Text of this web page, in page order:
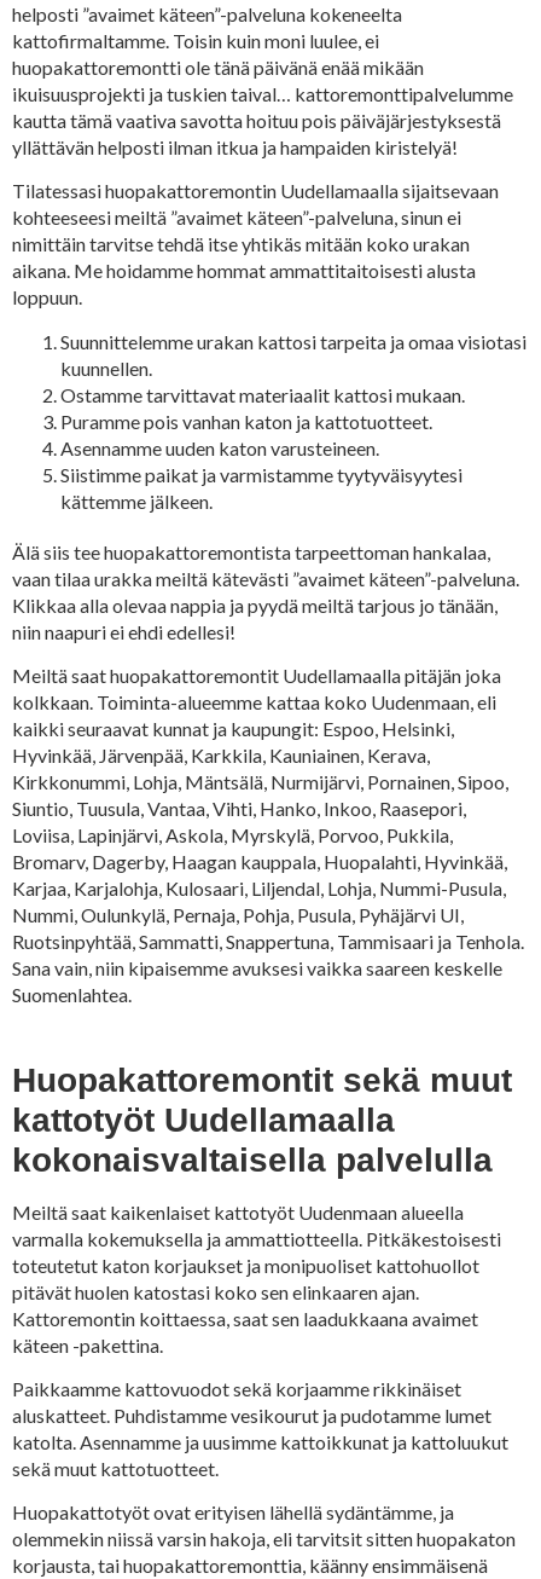
helposti ”avaimet käteen”-palveluna kokeneelta
kattofirmaltamme. Toisin kuin moni luulee, ei
huopakattoremontti ole tänä päivänä enää mikään
ikuisuusprojekti ja tuskien taival… kattoremonttipalvelumme
kautta tämä vaativa savotta hoituu pois päiväjärjestyksestä
yllättävän helposti ilman itkua ja hampaiden kiristelyä!
Tilatessasi huopakattoremontin Uudellamaalla sijaitsevaan
kohteeseesi meiltä ”avaimet käteen”-palveluna, sinun ei
nimittäin tarvitse tehdä itse yhtikäs mitään koko urakan
aikana. Me hoidamme hommat ammattitaitoisesti alusta
loppuun.
Suunnittelemme urakan kattosi tarpeita ja omaa visiotasi
kuunnellen.
Ostamme tarvittavat materiaalit kattosi mukaan.
Puramme pois vanhan katon ja kattotuotteet.
Asennamme uuden katon varusteineen.
Siistimme paikat ja varmistamme tyytyväisyytesi
kättemme jälkeen.
Älä siis tee huopakattoremontista tarpeettoman hankalaa,
vaan tilaa urakka meiltä kätevästi ”avaimet käteen”-palveluna.
Klikkaa alla olevaa nappia ja pyydä meiltä tarjous jo tänään,
niin naapuri ei ehdi edellesi!
Meiltä saat huopakattoremontit Uudellamaalla pitäjän joka
kolkkaan. Toiminta-alueemme kattaa koko Uudenmaan, eli
kaikki seuraavat kunnat ja kaupungit: Espoo, Helsinki,
Hyvinkää, Järvenpää, Karkkila, Kauniainen, Kerava,
Kirkkonummi, Lohja, Mäntsälä, Nurmijärvi, Pornainen, Sipoo,
Siuntio, Tuusula, Vantaa, Vihti, Hanko, Inkoo, Raasepori,
Loviisa, Lapinjärvi, Askola, Myrskylä, Porvoo, Pukkila,
Bromarv, Dagerby, Haagan kauppala, Huopalahti, Hyvinkää,
Karjaa, Karjalohja, Kulosaari, Liljendal, Lohja, Nummi-Pusula,
Nummi, Oulunkylä, Pernaja, Pohja, Pusula, Pyhäjärvi UI,
Ruotsinpyhtää, Sammatti, Snappertuna, Tammisaari ja Tenhola.
Sana vain, niin kipaisemme avuksesi vaikka saareen keskelle
Suomenlahtea.
Huopakattoremontit sekä muut
kattotyöt Uudellamaalla
kokonaisvaltaisella palvelulla
Meiltä saat kaikenlaiset kattotyöt Uudenmaan alueella
varmalla kokemuksella ja ammattiotteella. Pitkäkestoisesti
toteutetut katon korjaukset ja monipuoliset kattohuollot
pitävät huolen katostasi koko sen elinkaaren ajan.
Kattoremontin koittaessa, saat sen laadukkaana avaimet
käteen -pakettina.
Paikkaamme kattovuodot sekä korjaamme rikkinäiset
aluskatteet. Puhdistamme vesikourut ja pudotamme lumet
katolta. Asennamme ja uusimme kattoikkunat ja kattoluukut
sekä muut kattotuotteet.
Huopakattotyöt ovat erityisen lähellä sydäntämme, ja
olemmekin niissä varsin hakoja, eli tarvitsit sitten huopakaton
korjausta, tai huopakattoremonttia, käänny ensimmäisenä